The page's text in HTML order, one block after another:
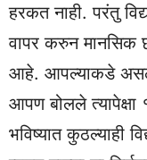
हरकत नाही. परंतु
वापर करुन मानसिक
आहे. आपल्याकडे
आपण बोलले
भविष्यात कुठल्याही